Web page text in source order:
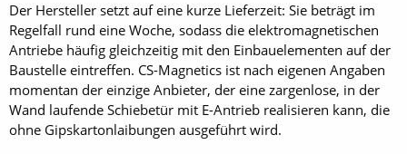
Der Hersteller setzt auf eine kurze Lieferzeit: Sie beträgt im
Regelfall rund eine Woche, sodass die elektromagnetischen
Antriebe häufig gleichzeitig mit den Einbauelementen auf der
Baustelle eintreffen. CS-Magnetics ist nach eigenen Angaben
momentan der einzige Anbieter, der eine zargenlose, in der
Wand laufende Schiebetür mit E-Antrieb realisieren kann, die
ohne Gipskartonlaibungen ausgeführt wird.